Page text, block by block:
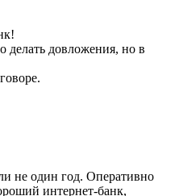
делать довложения, но в
не один год. Оперативно
интернет-банк,